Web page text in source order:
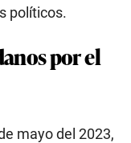
políticos.
por el
mayo del 2023,